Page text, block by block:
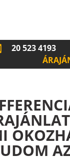
20 523 4193